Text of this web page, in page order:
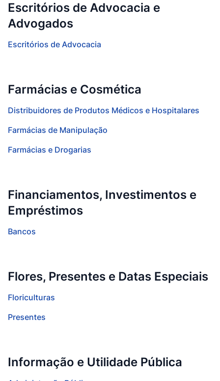
Escritórios de Advocacia e
Advogados
Escritórios de Advocacia
Farmácias e Cosmética
Distribuidores de Produtos Médicos e Hospitalares
Farmácias de Manipulação
Farmácias e Drogarias
Financiamentos, Investimentos e
Empréstimos
Bancos
Flores, Presentes e Datas Especiais
Floriculturas
Presentes
Informação e Utilidade Pública